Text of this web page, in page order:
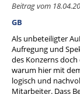
Beitrag vom
GB
Als unbeteiligter
Aufregung und
des Konzerns
warum hier mit
logisch und
Mitarbeiter. Dass